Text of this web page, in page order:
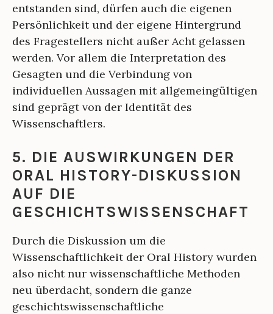
entstanden sind, dürfen auch die eigenen
Persönlichkeit und der eigene Hintergrund
des Fragestellers nicht außer Acht gelassen
werden. Vor allem die Interpretation des
Gesagten und die Verbindung von
individuellen Aussagen mit allgemeingültigen
sind geprägt von der Identität des
Wissenschaftlers.
5. DIE AUSWIRKUNGEN DER
ORAL HISTORY-DISKUSSION
AUF DIE
GESCHICHTSWISSENSCHAFT
Durch die Diskussion um die
Wissenschaftlichkeit der Oral History wurden
also nicht nur wissenschaftliche Methoden
neu überdacht, sondern die ganze
geschichtswissenschaftliche